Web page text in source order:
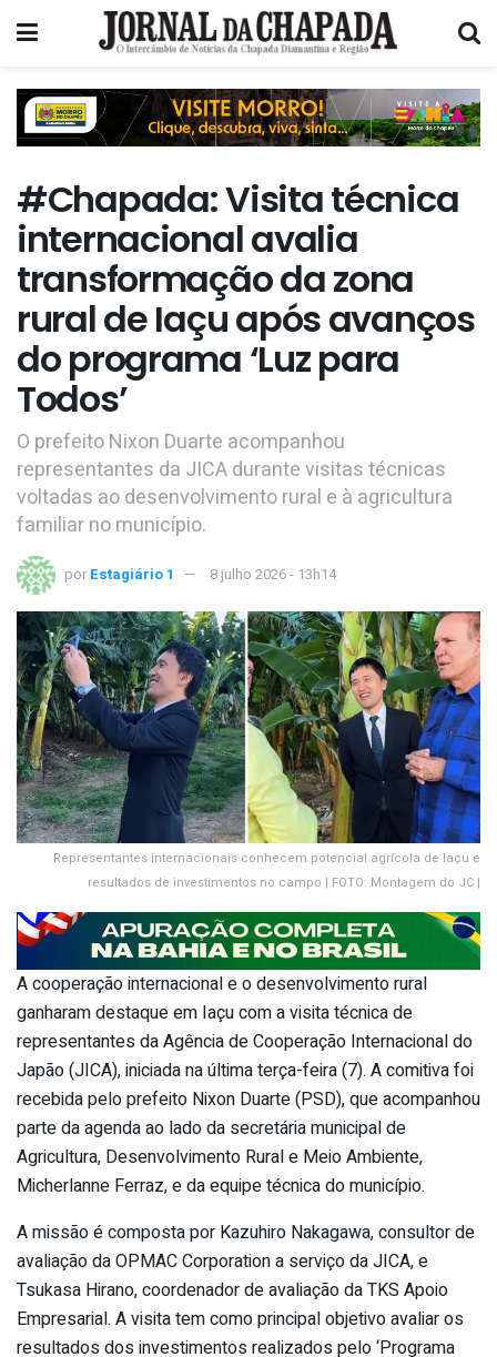
#Chapada: Visita técnica
internacional avalia
transformação da zona
rural de Iaçu após avanços
do programa ‘Luz para
Todos’
O prefeito Nixon Duarte acompanhou
representantes da JICA durante visitas técnicas
voltadas ao desenvolvimento rural e à agricultura
familiar no município.
por Estagiário 1 8 julho 2026 - 13h14
Representantes internacionais conhecem potencial agrícola de Iaçu e
resultados de investimentos no campo | FOTO: Montagem do JC |
A cooperação internacional e o desenvolvimento rural
ganharam destaque em Iaçu com a visita técnica de
representantes da Agência de Cooperação Internacional do
Japão (JICA), iniciada na última terça-feira (7). A comitiva foi
recebida pelo prefeito Nixon Duarte (PSD), que acompanhou
parte da agenda ao lado da secretária municipal de
Agricultura, Desenvolvimento Rural e Meio Ambiente,
Micherlanne Ferraz, e da equipe técnica do município.
A missão é composta por Kazuhiro Nakagawa, consultor de
avaliação da OPMAC Corporation a serviço da JICA, e
Tsukasa Hirano, coordenador de avaliação da TKS Apoio
Empresarial. A visita tem como principal objetivo avaliar os
resultados dos investimentos realizados pelo ‘Programa